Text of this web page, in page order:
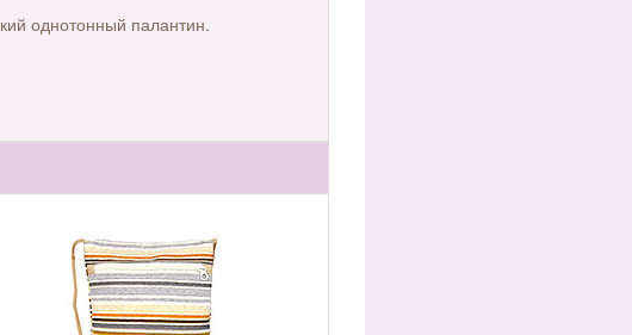
однотонный палантин.